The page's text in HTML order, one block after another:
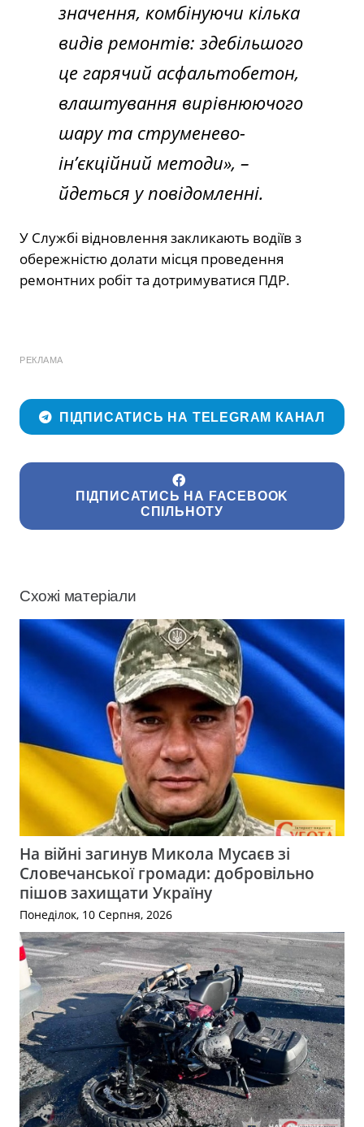
значення, комбінуючи кілька
видів ремонтів: здебільшого
це гарячий асфальтобетон,
влаштування вирівнюючого
шару та струменево-
ін’єкційний методи», –
йдеться у повідомленні.
У Службі відновлення закликають водіїв з
обережністю долати місця проведення
ремонтних робіт та дотримуватися ПДР.
РЕКЛАМА
ПІДПИСАТИСЬ НА TELEGRAM КАНАЛ
ПІДПИСАТИСЬ НА FACEBOOK
СПІЛЬНОТУ
Схожі матеріали
На війні загинув Микола Мусаєв зі
Словечанської громади: добровільно
пішов захищати Україну
Понеділок, 10 Серпня, 2026